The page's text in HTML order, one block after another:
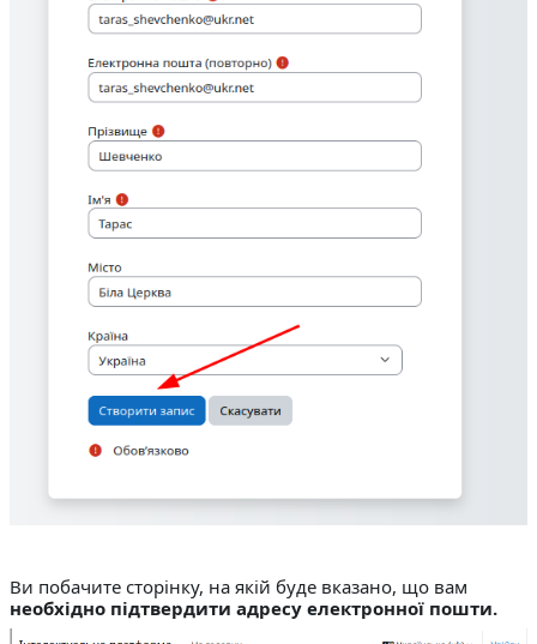
Ви побачите сторінку, на якій буде вказано, що вам
необхідно підтвердити адресу електронної пошти.